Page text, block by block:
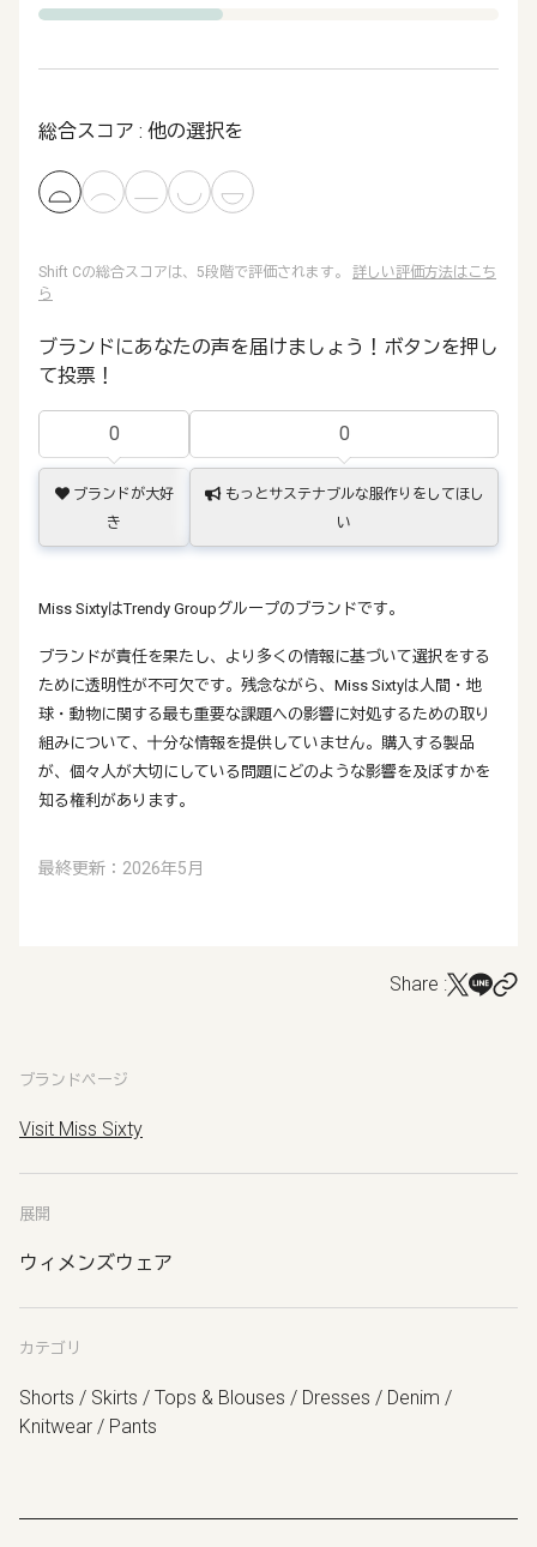
総合スコア : 他の選択を
Shift Cの総合スコアは、5段階で評価されます。 詳しい評価方法はこち
ら
ブランドにあなたの声を届けましょう！ボタンを押し
て投票！
0
ブランドが大好
き
0
もっとサステナブルな服作りをしてほし
い
Miss SixtyはTrendy Groupグループのブランドです。
ブランドが責任を果たし、より多くの情報に基づいて選択をする
ために透明性が不可欠です。残念ながら、Miss Sixtyは人間・地
球・動物に関する最も重要な課題への影響に対処するための取り
組みについて、十分な情報を提供していません。購入する製品
が、個々人が大切にしている問題にどのような影響を及ぼすかを
知る権利があります。
最終更新：2026年5月
Share :
ブランドページ
Visit Miss Sixty
展開
ウィメンズウェア
カテゴリ
Shorts / Skirts / Tops & Blouses / Dresses / Denim /
Knitwear / Pants